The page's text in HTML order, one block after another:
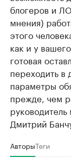
блогеров и
мнения)
этого
как и у
готовая
переходить в
параметры
прежде, чем
руководитель
Дмитрий
АвторыТеги